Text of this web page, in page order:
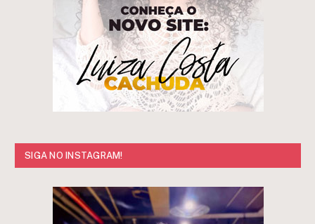
SIGA NO INSTAGRAM!